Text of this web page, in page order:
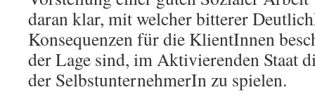
daran klar, mit welcher bitterer
Konsequenzen für die KlientInnen
der Lage sind, im Aktivierenden Staat
der SelbstunternehmerIn zu spielen.